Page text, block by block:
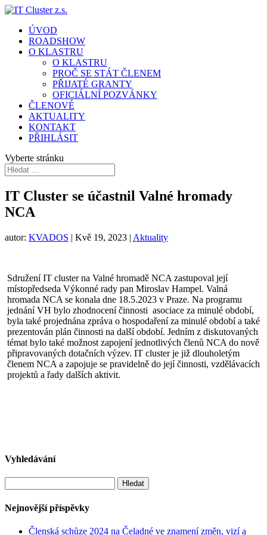
ÚVOD
ROADSHOW
O KLASTRU
O KLASTRU
PROČ SE STÁT ČLENEM
PŘIJATÉ GRANTY
OFICIÁLNÍ POZVÁNKY
ČLENOVÉ
AKTUALITY
KONTAKT
PŘIHLÁSIT
Vyberte stránku
IT Cluster se účastnil Valné hromady
NCA
autor: KVADOS | Kvě 19, 2023 | Aktuality
Sdružení IT cluster na Valné hromadě NCA zastupoval její
místopředseda Výkonné rady pan Miroslav Hampel. Valná
hromada NCA se konala dne 18.5.2023 v Praze. Na programu
jednání VH bylo zhodnocení činnosti asociace za minulé období,
byla také projednána zpráva o hospodaření za minulé období a také
prezentován plán činnosti na další období. Jedním z diskutovaných
témat bylo také možnost zapojení jednotlivých členů NCA do nově
připravovaných dotačních výzev. IT cluster je již dlouholetým
členem NCA a zapojuje se pravidelně do její činnosti, vzdělávacích
projektů a řady dalších aktivit.
Vyhledávání
Nejnovější příspěvky
Členská schůze 2024 na Čeladné ve znamení změn, vizí a